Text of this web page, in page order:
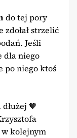
do tej pory
zdołał strzelić
Jeśli
dla niego
po niego ktoś
🧡
w kolejnym